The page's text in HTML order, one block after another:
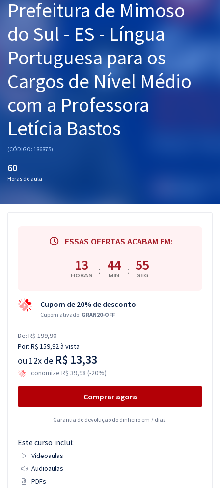
Pós
Graduação
OAB
Mentorias
Questões grátis
Conteúdo gratuito
Prefeitura de Mimoso
do Sul - ES - Língua
Portuguesa para os
Cargos de Nível Médio
com a Professora
Letícia Bastos
(CÓDIGO: 186875)
60
Horas de aula
ESSAS OFERTAS ACABAM EM:
13
HORAS : 44
MIN : 55
SEG
Cupom de 20% de desconto
Cupom ativado: GRAN20-OFF
De: R$ 199,90
Por: R$ 159,92à vista
ou 12x de R$ 13,33
Economize R$ 39,98 (-20%)
Comprar agora
Garantia de devolução do dinheiro em 7 dias.
Este curso inclui:
Videoaulas
Audioaulas
PDFs